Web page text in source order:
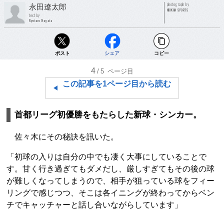
永田遼太郎
text by
Ryotaro Nagata
photograph by
NIKKAN SPORTS
ポスト シェア コピー
4 /5 ページ目
この記事を1ページ目から読む
首都リーグ初優勝をもたらした新球・シンカー。
佐々木にその秘訣を訊いた。
「初球の入りは自分の中でも凄く大事にしていることで
す。甘く行き過ぎてもダメだし、厳しすぎてもその後の球
が難しくなってしまうので、相手が狙っている球をフィー
リングで感じつつ、そこは各イニングが終わってからベン
チでキャッチャーと話し合いながらしています」